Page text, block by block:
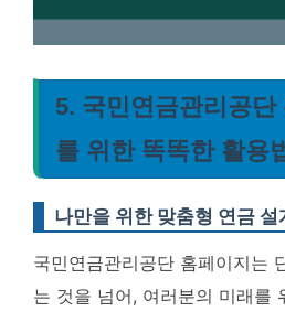
5. 국민연금관리공단
를 위한 똑똑한 활용
나만을 위한 맞춤형 연금 설
국민연금관리공단 홈페이지는
는 것을 넘어, 여러분의 미래를